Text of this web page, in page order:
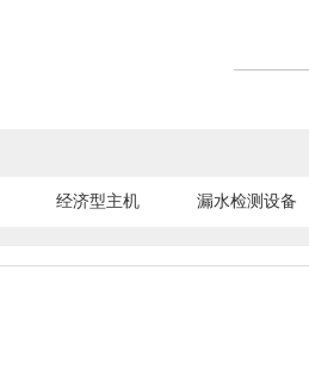
经济型主机 漏水检测设备